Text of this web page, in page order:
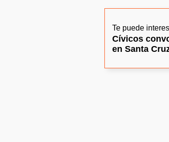
Te puede
Cívicos
en Santa